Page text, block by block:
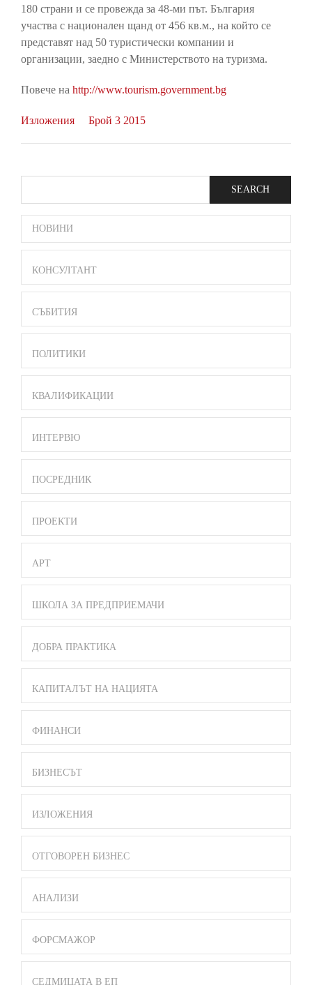
180 страни и се провежда за 48-ми път. България
участва с национален щанд от 456 кв.м., на който се
представят над 50 туристически компании и
организации, заедно с Министерството на туризма.
Повече на http://www.tourism.government.bg
Изложения Брой 3 2015
SIDE
BAR
MENU
НОВИНИ
КОНСУЛТАНТ
СЪБИТИЯ
ПОЛИТИКИ
КВАЛИФИКАЦИИ
ИНТЕРВЮ
ПОСРЕДНИК
ПРОЕКТИ
АРТ
ШКОЛА ЗА ПРЕДПРИЕМАЧИ
ДОБРА ПРАКТИКА
КАПИТАЛЪТ НА НАЦИЯТА
ФИНАНСИ
БИЗНЕСЪТ
ИЗЛОЖЕНИЯ
ОТГОВОРЕН БИЗНЕС
АНАЛИЗИ
ФОРСМАЖОР
СЕДМИЦАТА В ЕП